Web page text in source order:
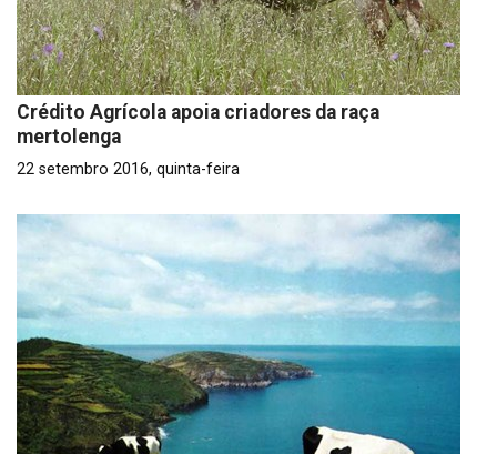
Crédito Agrícola apoia criadores da raça
mertolenga
22 setembro 2016, quinta-feira